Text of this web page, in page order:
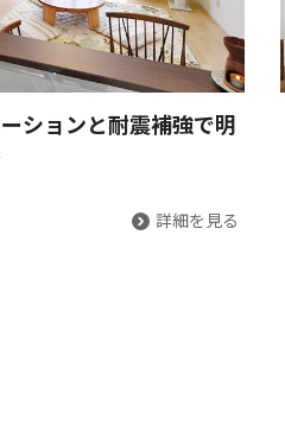
ションと耐震補強で明
詳細を見る